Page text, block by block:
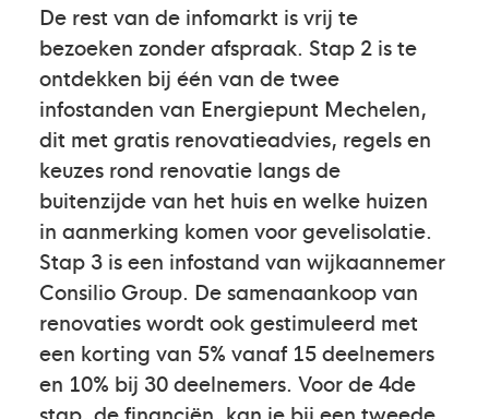
De rest van de infomarkt is vrij te
bezoeken zonder afspraak. Stap 2 is te
ontdekken bij één van de twee
infostanden van Energiepunt Mechelen,
dit met gratis renovatieadvies, regels en
keuzes rond renovatie langs de
buitenzijde van het huis en welke huizen
in aanmerking komen voor gevelisolatie.
Stap 3 is een infostand van wijkaannemer
Consilio Group. De samenaankoop van
renovaties wordt ook gestimuleerd met
een korting van 5% vanaf 15 deelnemers
en 10% bij 30 deelnemers. Voor de 4de
stap, de financiën, kan je bij een tweede